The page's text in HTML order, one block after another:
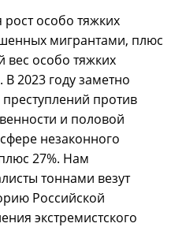
рост особо тяжких
мигрантами, плюс
вес особо тяжких
В 2023 году заметно
против
и половой
незаконного
27%. Нам
тоннами везут
Российской
экстремистского